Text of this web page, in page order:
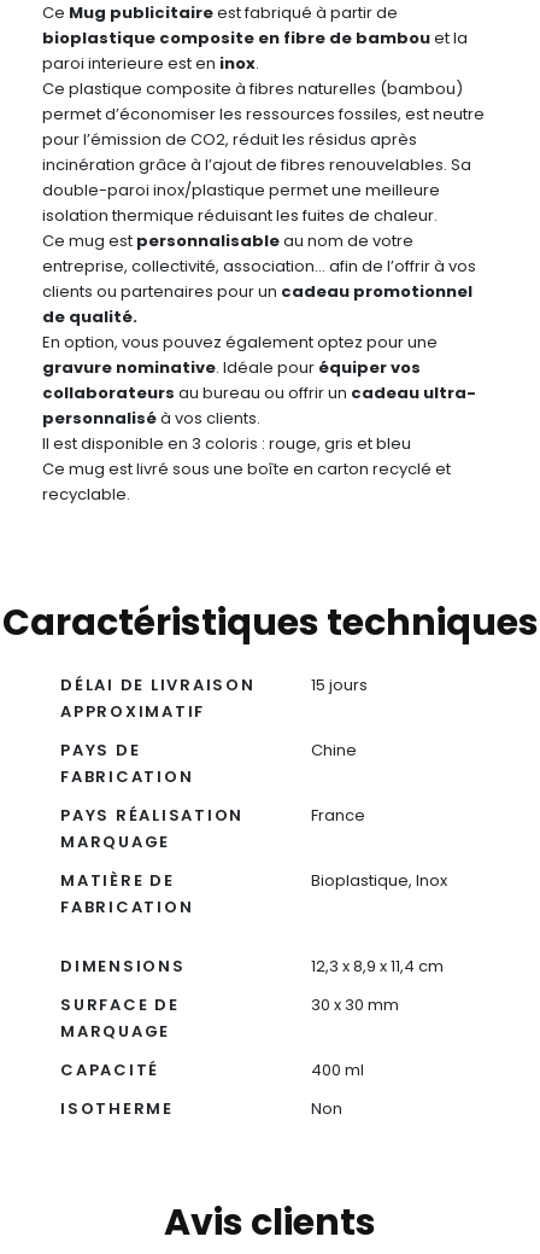
Ce Mug publicitaireest fabriqué à partir de
bioplastique composite en fibre de bambouet la
paroi interieure est en inox.
Ce plastique composite à fibres naturelles (bambou)
permet d’économiser les ressources fossiles, est neutre
pour l’émission de CO2, réduit les résidus après
incinération grâce à l’ajout de fibres renouvelables. Sa
double-paroi inox/plastique permet une meilleure
isolation thermique réduisant les fuites de chaleur.
Ce mug est personnalisableau nom de votre
entreprise, collectivité, association… afin de l’offrir à vos
clients ou partenaires pour un cadeau promotionnel
de qualité.
En option, vous pouvez également optez pour une
gravure nominative. Idéale pour équiper vos
collaborateurs au bureau ou offrir un cadeau ultra-
personnaliséà vos clients.
Il est disponible en 3 coloris : rouge, gris et bleu
Ce mug est livré sous une boîte en carton recyclé et
recyclable.
Caractéristiques techniques
DÉLAI DE LIVRAISON
APPROXIMATIF
15 jours
PAYS DE
FABRICATION
Chine
PAYS RÉALISATION
MARQUAGE
France
MATIÈRE DE
FABRICATION
Bioplastique, Inox
DIMENSIONS
12,3 x 8,9 x 11,4 cm
SURFACE DE
MARQUAGE
30 x 30 mm
CAPACITÉ
400 ml
ISOTHERME
Non
Avis clients